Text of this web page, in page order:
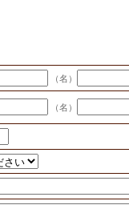
（名）
（名）